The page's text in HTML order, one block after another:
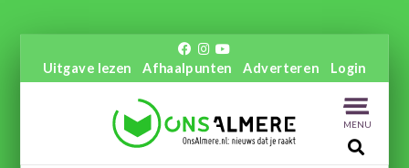
Uitgave lezen Afhaalpunten Adverteren Login
MENU